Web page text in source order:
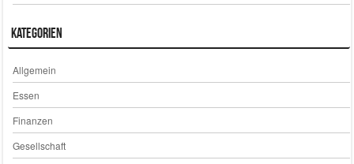
Kategorien
Allgemein
Essen
Finanzen
Gesellschaft